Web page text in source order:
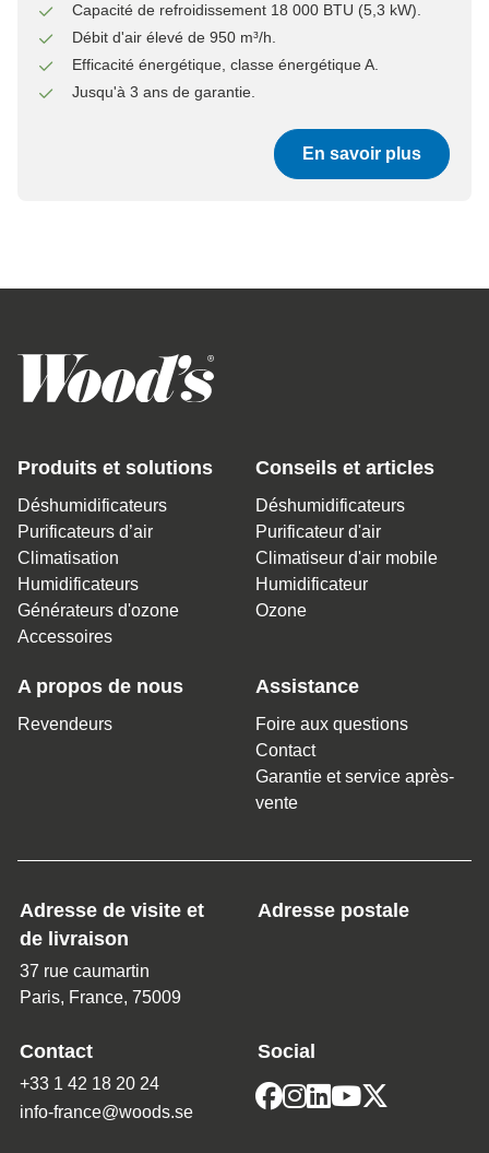
Capacité de refroidissement 18 000 BTU (5,3 kW).
Débit d'air élevé de 950 m³/h.
Efficacité énergétique, classe énergétique A.
Jusqu'à 3 ans de garantie.
En savoir plus
Produits et solutions
Déshumidificateurs
Purificateurs d’air
Climatisation
Humidificateurs
Générateurs d'ozone
Accessoires
Conseils et articles
Déshumidificateurs
Purificateur d'air
Climatiseur d'air mobile
Humidificateur
Ozone
A propos de nous
Revendeurs
Assistance
Foire aux questions
Contact
Garantie et service après-
vente
Adresse de visite et
de livraison
37 rue caumartin
Paris, France, 75009
Adresse postale
Contact
+33 1 42 18 20 24
info-france@woods.se
Social